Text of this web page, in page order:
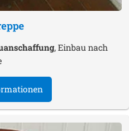
, Einbau nach